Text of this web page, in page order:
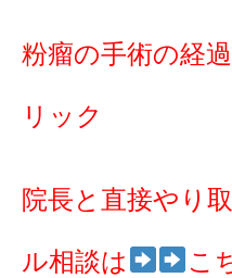
粉瘤の手術の経
リック
院長と直接やり
ル相談は こ